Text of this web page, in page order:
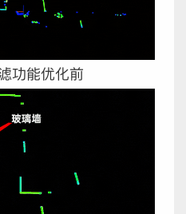
功能优化前